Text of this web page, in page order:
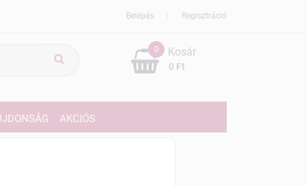
Regisztráció
Belépés
0
0 Ft
Kosár
AKCIÓS